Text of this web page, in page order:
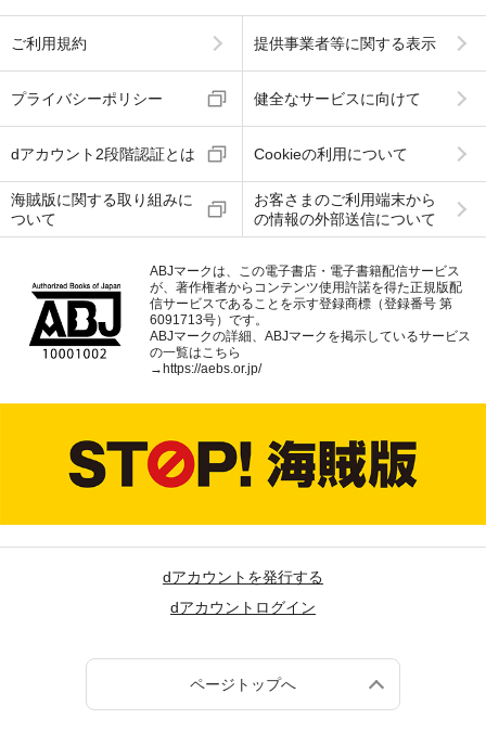
ご利用規約 提供事業者等に関する表示
プライバシーポリシー 健全なサービスに向けて
dアカウント2段階認証とは Cookieの利用について
海賊版に関する取り組みに
ついて
お客さまのご利用端末から
の情報の外部送信について
ABJマークは、この電子書店・電子書籍配信サービス
が、著作権者からコンテンツ使用許諾を得た正規版配
信サービスであることを示す登録商標（登録番号 第
6091713号）です。
ABJマークの詳細、ABJマークを掲示しているサービス
の一覧はこちら
→ https://aebs.or.jp/
dアカウントを発行する
dアカウントログイン
ページトップへ